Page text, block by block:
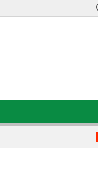
học công nghệ, đổi mới